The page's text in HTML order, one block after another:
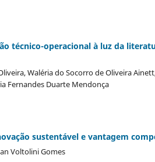
técnico-operacional à luz da
Waléria do Socorro de Oliveira
Fernandes Duarte Mendonça
sustentável e vantagem
Voltolini Gomes